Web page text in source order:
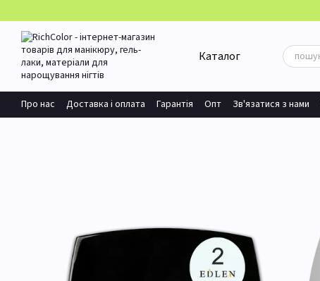
Каталог
Про нас Доставка і оплата Гарантія Опт Зв'язатися з нами